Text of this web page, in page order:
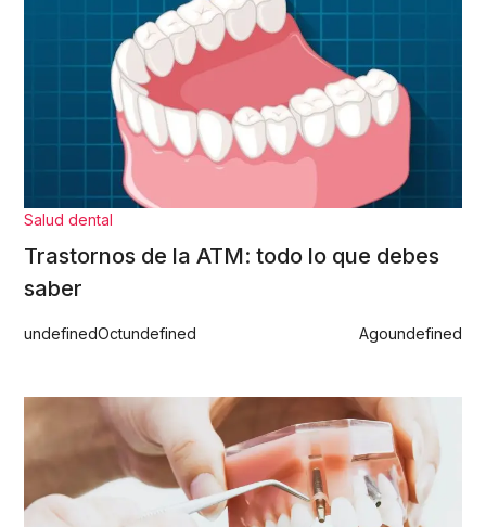
Salud dental
Trastornos de la ATM: todo lo que debes
saber
undefinedOctundefined Agoundefined